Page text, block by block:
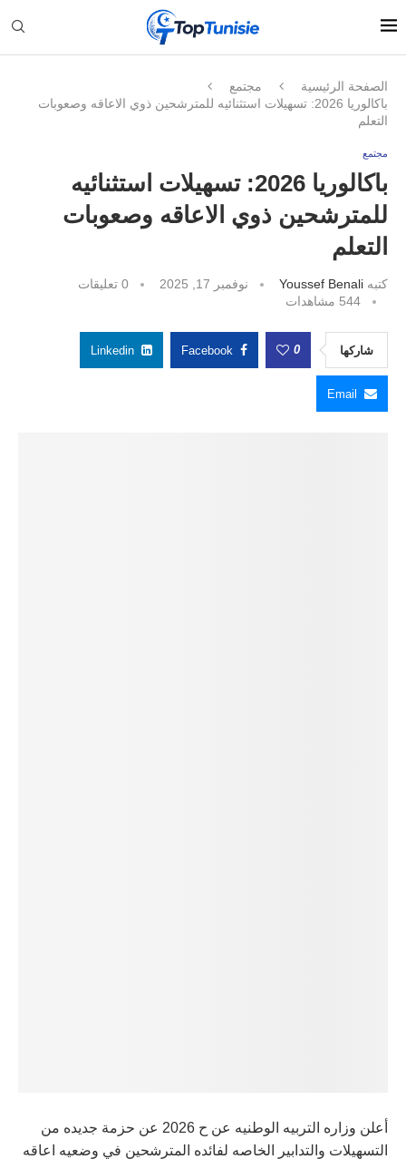
الصفحة الرئيسية
مجتمع
باكالوريا 2026: تسهيلات استثنائيه للمترشحين ذوي الاعاقه وصعوبات
التعلم
مجتمع
باكالوريا 2026: تسهيلات استثنائيه
للمترشحين ذوي الاعاقه وصعوبات
التعلم
كتبه Youssef Benali نوفمبر 17, 2025
0 تعليقات
544 مشاهدات
شاركها 0
Facebook
Linkedin
Email
أعلن وزاره التربيه الوطنيه عن ح 2026 عن حزمة جديده من
التسهيلات والتدابير الخاصه لفائده المترشحين في وضعيه اعاقه